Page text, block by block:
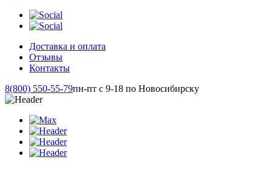
Доставка и оплата
Отзывы
Контакты
8(800) 550-55-79пн-пт с 9-18 по Новосибирску